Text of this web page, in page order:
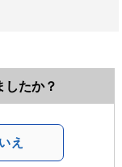
したか？
え